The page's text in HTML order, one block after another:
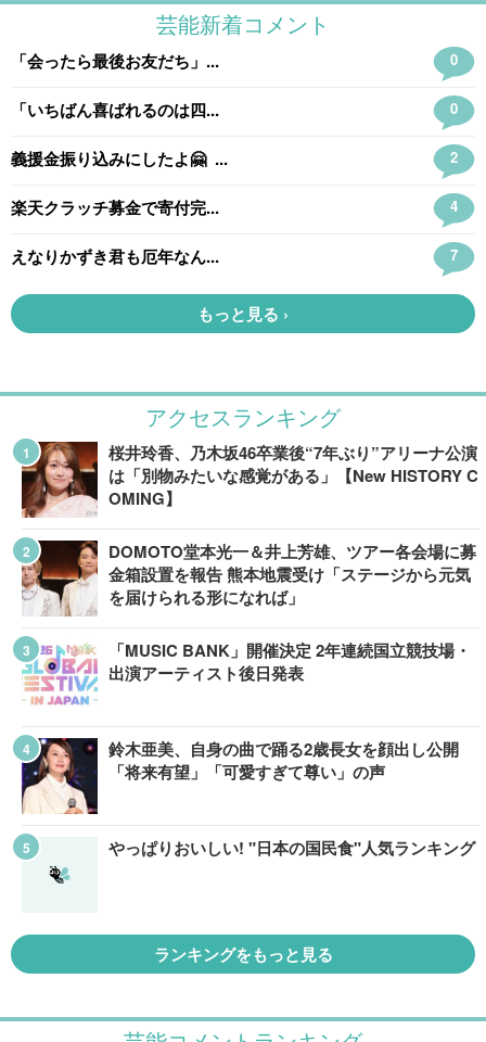
アクセスランキング
桜井玲香、乃木坂46卒業後“7年ぶり”アリーナ公演
は「別物みたいな感覚がある」【New HISTORY C
OMING】
DOMOTO堂本光一＆井上芳雄、ツアー各会場に募
金箱設置を報告 熊本地震受け「ステージから元気
を届けられる形になれば」
「MUSIC BANK」開催決定 2年連続国立競技場・
出演アーティスト後日発表
鈴木亜美、自身の曲で踊る2歳長女を顔出し公開
「将来有望」「可愛すぎて尊い」の声
やっぱりおいしい! "日本の国民食"人気ランキング
ランキングをもっと見る